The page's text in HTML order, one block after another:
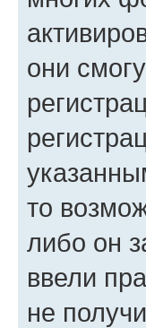
они
то
либо он
ввели
не